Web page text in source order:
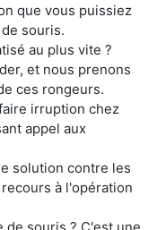
que vous puissiez
souris.
au plus vite ?
et nous prenons
ces rongeurs.
irruption chez
appel aux
solution contre les
à l'opération
de souris ? C'est une